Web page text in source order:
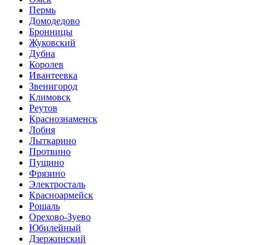
Пермь
Домодедово
Бронницы
Жуковский
Дубна
Королев
Ивантеевка
Звенигород
Климовск
Реутов
Краснознаменск
Лобня
Лыткарино
Протвино
Пущино
Фрязино
Электросталь
Красноармейск
Рошаль
Орехово-Зуево
Юбилейный
Дзержинский